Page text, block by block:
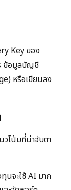
Key ของ
ข้อมูลบัญชี
หรือเขียนลง
วโน้มที่น่าจับตา
นจะใช้ AI มาก